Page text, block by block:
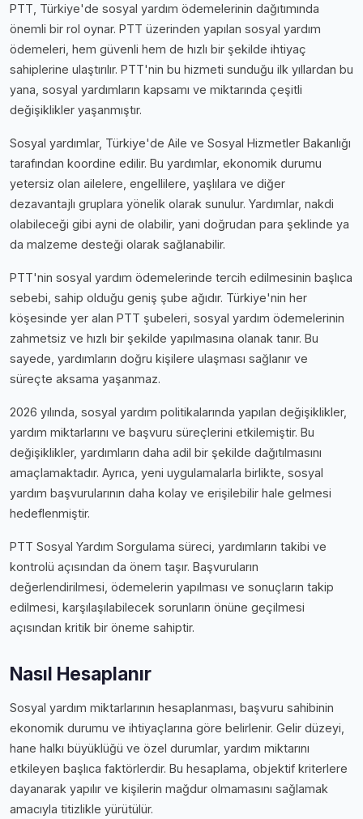
PTT, Türkiye'de sosyal yardım ödemelerinin dağıtımında
önemli bir rol oynar. PTT üzerinden yapılan sosyal yardım
ödemeleri, hem güvenli hem de hızlı bir şekilde ihtiyaç
sahiplerine ulaştırılır. PTT'nin bu hizmeti sunduğu ilk yıllardan bu
yana, sosyal yardımların kapsamı ve miktarında çeşitli
değişiklikler yaşanmıştır.
Sosyal yardımlar, Türkiye'de Aile ve Sosyal Hizmetler Bakanlığı
tarafından koordine edilir. Bu yardımlar, ekonomik durumu
yetersiz olan ailelere, engellilere, yaşlılara ve diğer
dezavantajlı gruplara yönelik olarak sunulur. Yardımlar, nakdi
olabileceği gibi ayni de olabilir, yani doğrudan para şeklinde ya
da malzeme desteği olarak sağlanabilir.
PTT'nin sosyal yardım ödemelerinde tercih edilmesinin başlıca
sebebi, sahip olduğu geniş şube ağıdır. Türkiye'nin her
köşesinde yer alan PTT şubeleri, sosyal yardım ödemelerinin
zahmetsiz ve hızlı bir şekilde yapılmasına olanak tanır. Bu
sayede, yardımların doğru kişilere ulaşması sağlanır ve
süreçte aksama yaşanmaz.
2026 yılında, sosyal yardım politikalarında yapılan değişiklikler,
yardım miktarlarını ve başvuru süreçlerini etkilemiştir. Bu
değişiklikler, yardımların daha adil bir şekilde dağıtılmasını
amaçlamaktadır. Ayrıca, yeni uygulamalarla birlikte, sosyal
yardım başvurularının daha kolay ve erişilebilir hale gelmesi
hedeflenmiştir.
PTT Sosyal Yardım Sorgulama süreci, yardımların takibi ve
kontrolü açısından da önem taşır. Başvuruların
değerlendirilmesi, ödemelerin yapılması ve sonuçların takip
edilmesi, karşılaşılabilecek sorunların önüne geçilmesi
açısından kritik bir öneme sahiptir.
Nasıl Hesaplanır
Sosyal yardım miktarlarının hesaplanması, başvuru sahibinin
ekonomik durumu ve ihtiyaçlarına göre belirlenir. Gelir düzeyi,
hane halkı büyüklüğü ve özel durumlar, yardım miktarını
etkileyen başlıca faktörlerdir. Bu hesaplama, objektif kriterlere
dayanarak yapılır ve kişilerin mağdur olmamasını sağlamak
amacıyla titizlikle yürütülür.